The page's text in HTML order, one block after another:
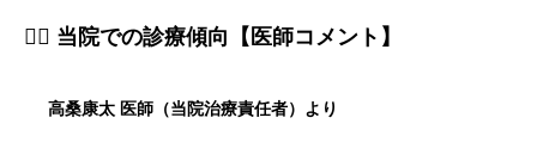
👨‍⚕️ 当院での診療傾向【医師コメント】
高桑康太 医師（当院治療責任者）より